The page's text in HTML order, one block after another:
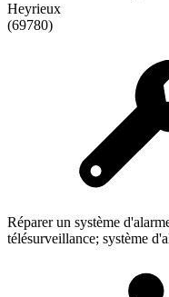
Heyrieux
(69780)
Réparer un système
télésurveillance; système